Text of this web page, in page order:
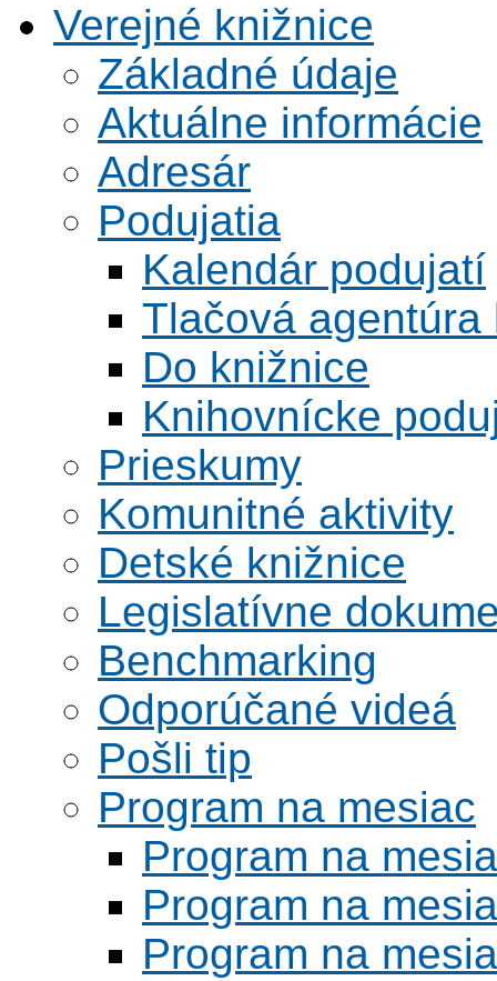
Verejné knižnice
Základné údaje
Aktuálne informácie
Adresár
Podujatia
Kalendár podujatí
Tlačová agentúra
Do knižnice
Knihovnícke
Prieskumy
Komunitné aktivity
Detské knižnice
Legislatívne
Benchmarking
Odporúčané videá
Pošli tip
Program na mesiac
Program na
Program na
Program na